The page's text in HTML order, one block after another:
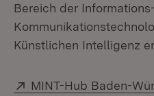
Bereich der
Künstlichen Intelligenz
Extern:
MINT-Hub Baden-